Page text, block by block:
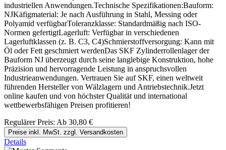
industriellen Anwendungen.Technische Spezifikationen:Bauform:
NJKäfigmaterial: Je nach Ausführung in Stahl, Messing oder
Polyamid verfügbarToleranzklasse: Standardmäßig nach ISO-
Normen gefertigtLagerluft: Verfügbar in verschiedenen
Lagerluftklassen (z. B. C3, C4)Schmierstoffversorgung: Kann mit
Öl oder Fett geschmiert werdenDas SKF Zylinderrollenlager der
Bauform NJ überzeugt durch seine langlebige Konstruktion, hohe
Präzision und hervorragende Leistung in anspruchsvollen
Industrieanwendungen. Vertrauen Sie auf SKF, einen weltweit
führenden Hersteller von Wälzlagern und Antriebstechnik.Jetzt
online kaufen und von höchster Qualität und international
wettbewerbsfähigen Preisen profitieren!
Regulärer Preis: Ab 30,80 €
Preise inkl. MwSt. zzgl. Versandkosten
Details